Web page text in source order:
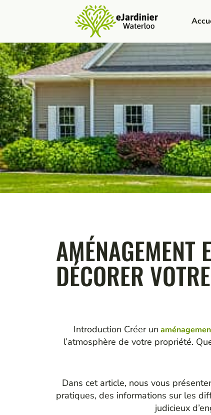
AMÉNAGEMENT
DÉCORER
Introduction Créer un
l’atmosphère de votre propriété.
Dans cet article, nous vous
pratiques, des informations sur les
judicieux